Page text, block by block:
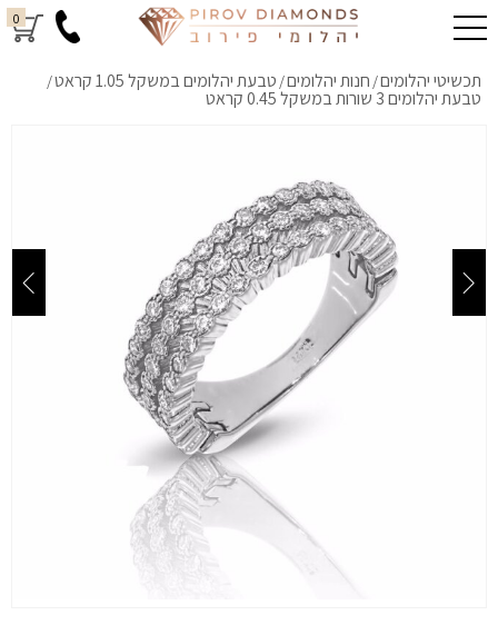
0
תכשיטי יהלומים/ חנות יהלומים/ טבעת יהלומים במשקל 1.05 קראט /
טבעת יהלומים 3 שורות במשקל 0.45 קראט